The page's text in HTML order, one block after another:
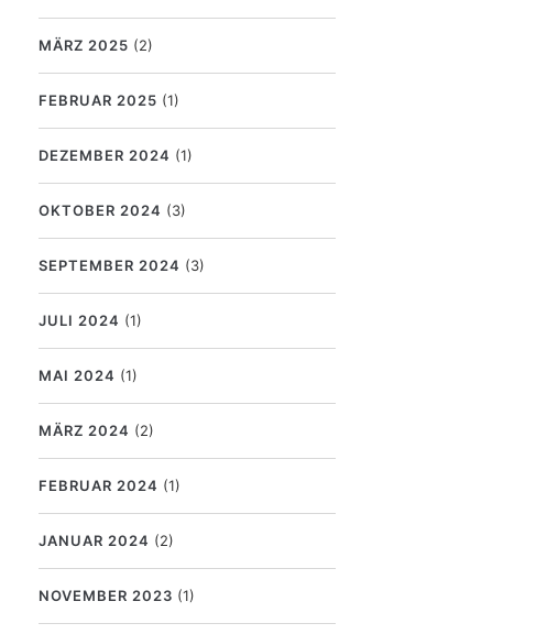
MÄRZ 2025 (2)
FEBRUAR 2025 (1)
DEZEMBER 2024 (1)
OKTOBER 2024 (3)
SEPTEMBER 2024 (3)
JULI 2024 (1)
MAI 2024 (1)
MÄRZ 2024 (2)
FEBRUAR 2024 (1)
JANUAR 2024 (2)
NOVEMBER 2023 (1)